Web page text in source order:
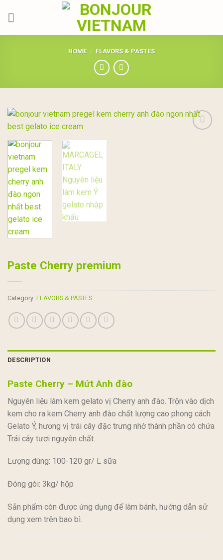
HOME / FLAVORS & PASTES
Paste Cherry premium
Category: FLAVORS & PASTES
DESCRIPTION
Paste Cherry – Mứt Anh đào
Nguyên liệu làm kem gelato vị Cherry anh đào. Trộn vào dịch
kem cho ra kem Cherry anh đào chất lượng cao phong cách
Gelato Ý, hương vị trái cây đặc trưng nhờ thành phần có chứa
Trái cây tươi nguyên chất.
Lượng dùng: 100-120 gr/ L sữa
Đóng gói: 3kg/ hộp
Sản phẩm còn được ứng dụng để làm bánh, hướng dẫn sử
dụng xem trên bao bì.